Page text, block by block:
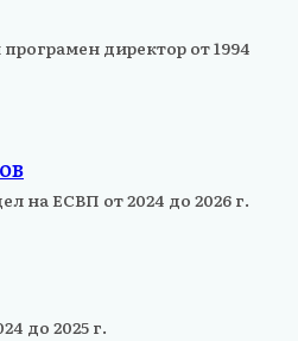
директор от 1994
на ЕСВП от 2024 до 2026 г.
до 2025 г.